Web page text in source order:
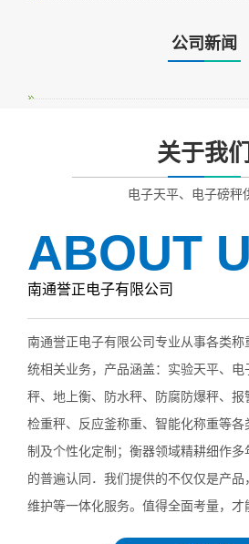
公司新闻
关于我们
电子天平、电子磅秤
ABOUT
南通誉正电子有限公司
南通誉正电子有限公司专业从事各类
统相关业务，产品涵盖：实验天平、
秤、地上衡、防水秤、防腐防爆秤、
检重秤、反应釜称重、智能化称重等
制及个性化定制；衡器领域精耕细作多
的普遍认同．我们提供的不仅仅是产品
维护等一体化服务。值得全面考量，才